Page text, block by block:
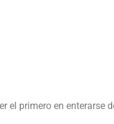
el primero en enterarse